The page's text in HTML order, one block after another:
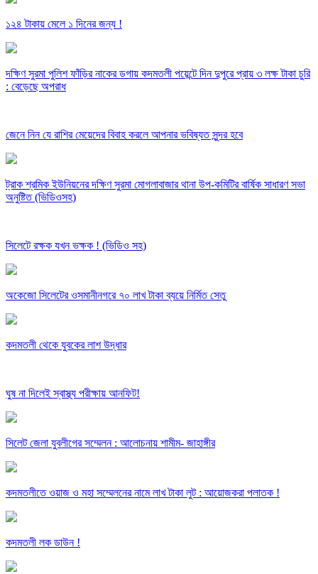
১২৪ টাকায় মেলে ১ দিনের জন্য !
দক্ষিণ সুরমা পুলিশ ফাঁড়ির নাকের ডগায় কদমতলী পয়েন্টে দিন দুপুরে প্রায় ৩ লক্ষ টাকা চুরি
: বেড়েছে অপরাধ
জেনে নিন যে রাশির মেয়েদের বিবাহ করলে আপনার ভবিষ্যত সুন্দর হবে
ট্রাক শ্রমিক ইউনিয়নের দক্ষিণ সুরমা মোগলাবাজার থানা উপ-কমিটির বার্ষিক সাধারণ সভা
অনুষ্টিত (ভিডিওসহ)
সিলেটে রক্ষক যখন ভক্ষক ! (ভিডিও সহ)
অকেজো সিলেটের ওসমানীনগরে ৭০ লাখ টাকা ব্যয়ে নির্মিত সেতু
কদমতলী থেকে যুবকের লাশ উদ্ধার
ঘুষ না দিলেই স্বাস্থ্য পরীক্ষায় আনফিট!
সিলেট জেলা যুবলীগের সম্মেলন : আলোচনায় শামীম- জাহাঙ্গীর
কদমতলীতে ওয়াজ ও মহা সম্মেলনের নামে লাখ টাকা লুট : আয়োজকরা পলাতক !
কদমতলী লক ডাউন !